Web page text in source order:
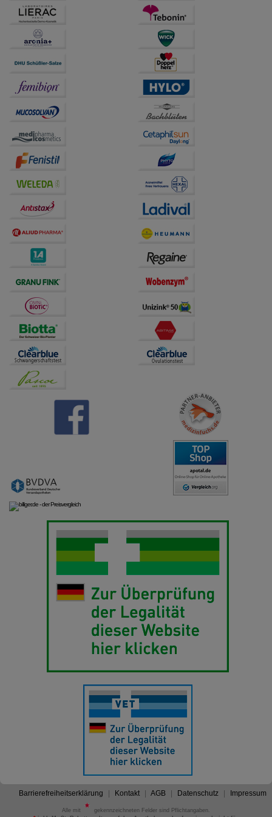
Barrierefreiheitserklärung Kontakt AGB Datenschutz Impressum
Alle mit
gekennzeichneten Felder sind Pflichtangaben.